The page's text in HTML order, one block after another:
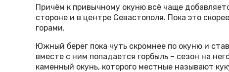
Причём к привычному окуню всё чаще
стороне и в центре Севастополя. Пока это
горами.
Южный берег пока чуть скромнее по окуню и
вместе с ним попадается горбыль – сезон на
каменный окунь, которого местные называют